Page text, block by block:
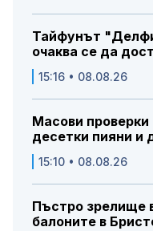
Тайфунът
очаква се да
15:16 • 08.08.26
Масови
десетки пияни и
15:10 • 08.08.26
Пъстро зрелище
балоните в